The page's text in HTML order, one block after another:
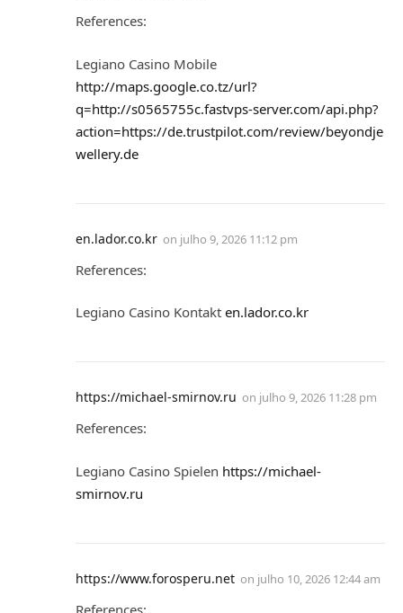
References:
Legiano Casino Mobile
http://maps.google.co.tz/url?
q=http://s0565755c.fastvps-server.com/api.php?
action=https://de.trustpilot.com/review/beyondje
wellery.de
en.lador.co.kr on julho 9, 2026 11:12 pm
References:
Legiano Casino Kontakt en.lador.co.kr
https://michael-smirnov.ru on julho 9, 2026 11:28 pm
References:
Legiano Casino Spielen https://michael-
smirnov.ru
https://www.forosperu.net on julho 10, 2026 12:44 am
References: